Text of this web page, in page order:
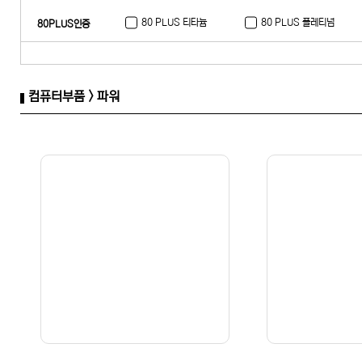
80PLUS인증
80 PLUS 티타늄 80 PLUS 플레티넘
컴퓨터부품 > 파워